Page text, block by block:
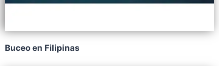
Buceo en Filipinas